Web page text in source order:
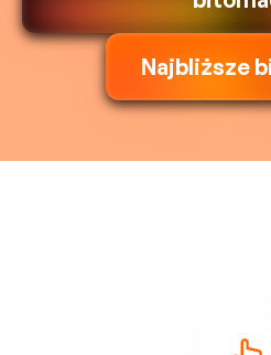
Najbliższe